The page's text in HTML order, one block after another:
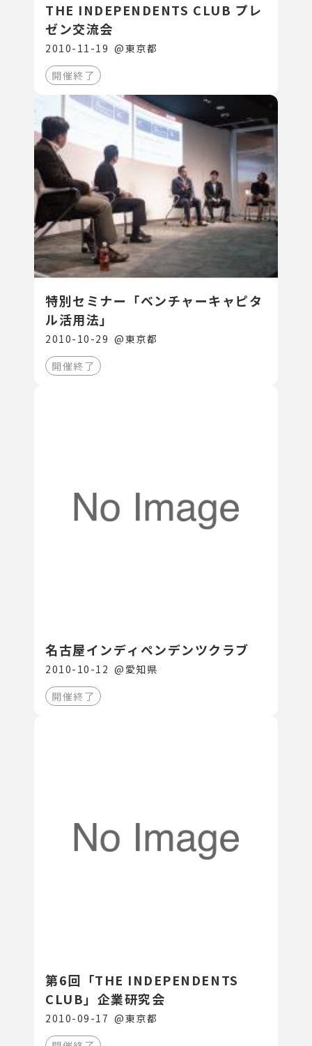
THE INDEPENDENTS CLUB プレ
ゼン交流会
2010-11-19 @東京都
開催終了
特別セミナー「ベンチャーキャピタ
ル活用法」
2010-10-29 @東京都
開催終了
名古屋インディペンデンツクラブ
2010-10-12 @ 愛知県
開催終了
第6回「THE INDEPENDENTS
CLUB」企業研究会
2010-09-17 @東京都